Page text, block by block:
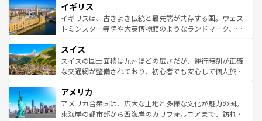
いる。シャンパンの発祥地であるランス、プロヴァンスの
香り高いラベンダー畑など、多彩な楽しみ方が可能だ。さ
らに、パリ以外の地域にも魅力が溢れており、どの街角に
れる地方に足を運ぶとそれぞれで全く異なる文化を体験で
きるだろう。 なお、新着のフランス情報はコンテンツ一覧
を参照してほしい。
顔を持つこの国は、どこを歩いても飽きることがない。ベ
ルリンの文化的活気、バイエルン州のアルプスの絶景、そ
してライン川沿いのワイン畑といった風景は必見。ビール
は、お酒好きな人にはぜひ体験してほしい。 なお、新着の
ドイツ情報はコンテンツ一覧を参照してほしい。
イギリス
イギリスは、古きよき伝統と最先端が共存する国。ウェス
トミンスター寺院や大英博物館のようなランドマーク、歴
リアごとに異なる魅力がある。また、優雅なアフタヌーン
ティー、ビール好きにはたまらない英国パブ、サッカー観
戦など、本場だからこそできる体験も豊富。イギリスを旅
ンツ一覧を参照してほしい。
スイス
スイスの国土面積は九州ほどの広さだが、運行時刻が正確
な交通網が整備されており、初心者でも安心して個人旅行
の建物がそのまま残る町や、スイスならではのユニークな
博物館もあり、アルプス観光だけでなく町歩きも満喫する
ことができる。国民の所得が高いため物価も高いが、旅行
アメリカ
アメリカ合衆国は、広大な土地と多様な文化が魅力の国。
東海岸の都市部から西海岸のカリフォルニアまで、訪れる